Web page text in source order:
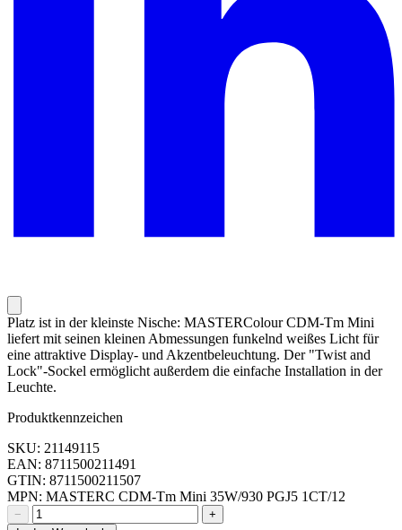
Platz ist in der kleinste Nische: MASTERColour CDM-Tm Mini
liefert mit seinen kleinen Abmessungen funkelnd weißes Licht für
eine attraktive Display- und Akzentbeleuchtung. Der "Twist and
Lock"-Sockel ermöglicht außerdem die einfache Installation in der
Leuchte.
Produktkennzeichen
SKU: 21149115
EAN: 8711500211491
GTIN: 8711500211507
MPN: MASTERC CDM-Tm Mini 35W/930 PGJ5 1CT/12
−
+